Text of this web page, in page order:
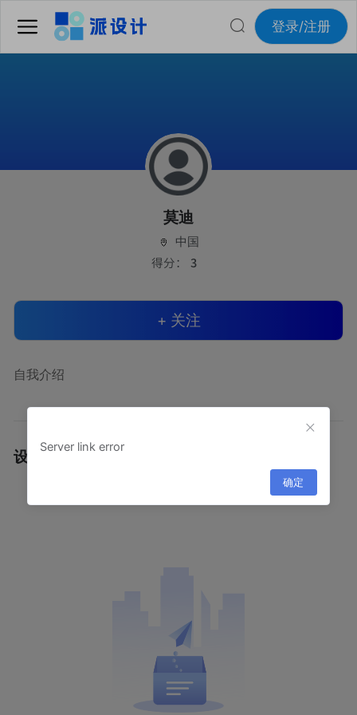
登录/注册
莫迪
中国
得分： 3
+ 关注
自我介绍
设计作品 ·
Server link error
确定